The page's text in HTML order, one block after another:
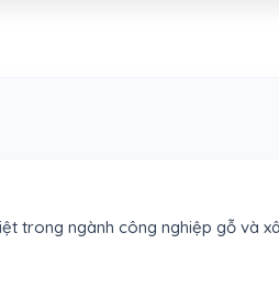
trong ngành công nghiệp gỗ và